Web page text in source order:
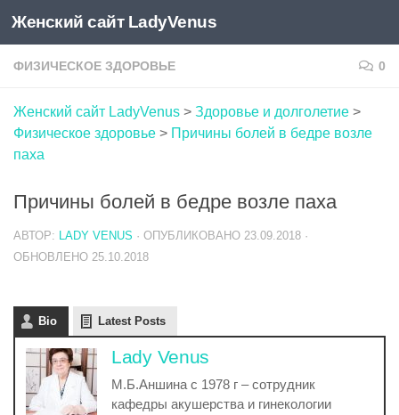
Skip to content
Женский сайт LadyVenus
ФИЗИЧЕСКОЕ ЗДОРОВЬЕ 0
Женский сайт LadyVenus > Здоровье и долголетие >
Физическое здоровье > Причины болей в бедре возле
паха
Причины болей в бедре возле паха
АВТОР: LADY VENUS · ОПУБЛИКОВАНО 23.09.2018 ·
ОБНОВЛЕНО 25.10.2018
Bio Latest Posts
Lady Venus
М.Б.Аншина с 1978 г – сотрудник
кафедры акушерства и гинекологии